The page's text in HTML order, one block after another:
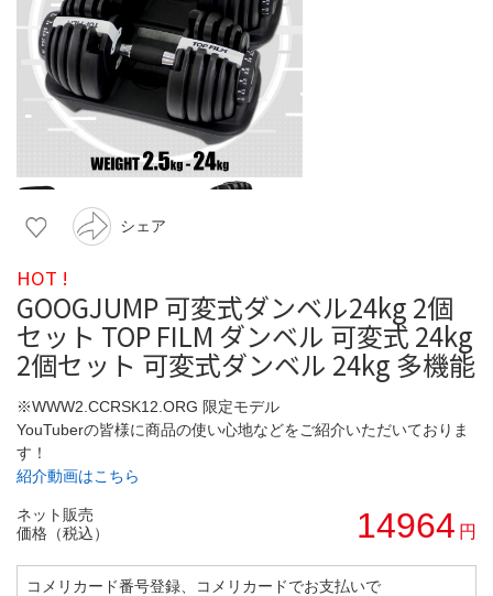
シェア
HOT !
GOOGJUMP 可変式ダンベル24kg 2個
セット TOP FILM ダンベル 可変式 24kg
2個セット 可変式ダンベル 24kg 多機能
※WWW2.CCRSK12.ORG 限定モデル
YouTuberの皆様に商品の使い心地などをご紹介いただいておりま
す！
紹介動画はこちら
ネット販売
価格（税込）
14964 円
コメリカード番号登録、コメリカードでお支払いで